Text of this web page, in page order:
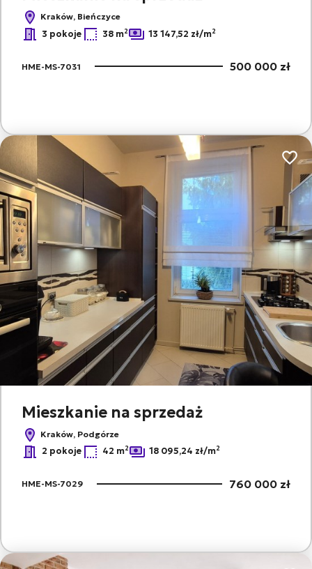
Kraków, Bieńczyce
3 pokoje 38 m2 13 147,52 zł/m2
HME-MS-7031 500 000 zł
Mieszkanie na sprzedaż
Kraków, Podgórze
2 pokoje 42 m2 18 095,24 zł/m2
HME-MS-7029 760 000 zł